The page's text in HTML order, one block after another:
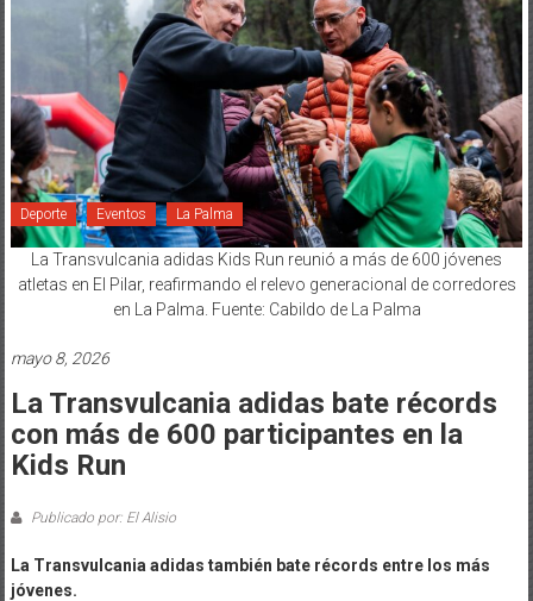
Deporte Eventos La Palma
La Transvulcania adidas Kids Run reunió a más de 600 jóvenes
atletas en El Pilar, reafirmando el relevo generacional de corredores
en La Palma. Fuente: Cabildo de La Palma
mayo 8, 2026
La Transvulcania adidas bate récords
con más de 600 participantes en la
Kids Run
Publicado por: El Alisio
La Transvulcania adidas también bate récords entre los más
jóvenes.